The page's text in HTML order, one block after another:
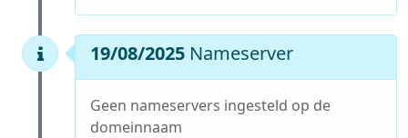
19/08/2025 Nameserver
Geen nameservers ingesteld op de
domeinnaam